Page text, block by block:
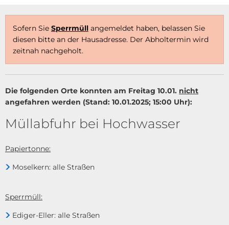
Sofern Sie Sperrmüll angemeldet haben, belassen Sie
diesen bitte an der Hausadresse. Der Abholtermin wird
zeitnah nachgeholt.
Die folgenden Orte konnten am Freitag 10.01. nicht
angefahren werden (Stand: 10.01.2025; 15:00 Uhr):
Müllabfuhr bei Hochwasser
Papiertonne:
Moselkern: alle Straßen
Sperrmüll:
Ediger-Eller: alle Straßen